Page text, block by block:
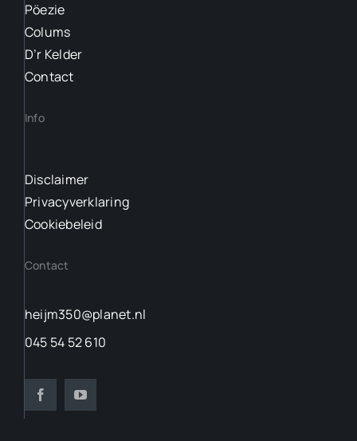
Pöezie
Colums
D’r Kelder
Contact
Info
Disclaimer
Privacyverklaring
Cookiebeleid
Contact
heijm350@planet.nl
045 54 52 610